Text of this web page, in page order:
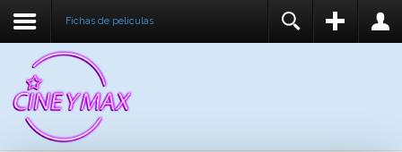
Fichas de peliculasREGISTER